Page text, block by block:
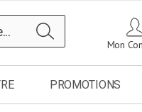
Mon
PROMOTIONS